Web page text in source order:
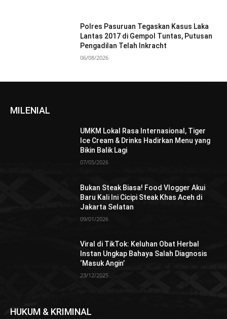
Polres Pasuruan Tegaskan Kasus Laka
Lantas 2017 di Gempol Tuntas, Putusan
Pengadilan Telah Inkracht
06/08/2026
MILENIAL
UMKM Lokal Rasa Internasional, Tiger
Ice Cream & Drinks Hadirkan Menu yang
Bikin Balik Lagi
07/05/2026
Bukan Steak Biasa! Food Vlogger Akui
Baru Kali Ini Cicipi Steak Khas Aceh di
Jakarta Selatan
09/01/2026
Viral di TikTok: Keluhan Obat Herbal
Instan Ungkap Bahaya Salah Diagnosis
‘Masuk Angin’
23/12/2025
HUKUM & KRIMINAL